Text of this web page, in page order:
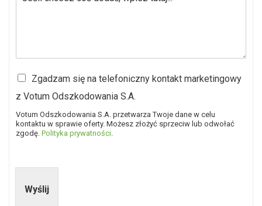
A
c
e
p
t
c
Zgadzam się na telefoniczny kontakt marketingowy
z Votum Odszkodowania S.A.
Votum Odszkodowania S.A. przetwarza Twoje dane w celu
kontaktu w sprawie oferty. Możesz złożyć sprzeciw lub odwołać
zgodę. Polityka prywatności
Wyślij